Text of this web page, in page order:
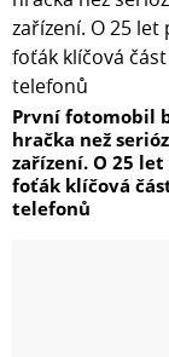
Převodníky
stabilní interní
předpokladem
snímáte vokály,
kytary nebo jen
První fotomobil
hračka než
zařízení. O 25
foťák klíčová
telefonů